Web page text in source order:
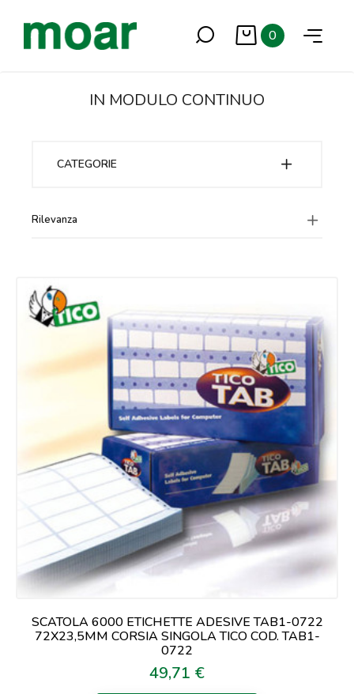
0
IN MODULO CONTINUO
CATEGORIE
Rilevanza
SCATOLA 6000 ETICHETTE ADESIVE TAB1-0722
72X23,5MM CORSIA SINGOLA TICO COD. TAB1-
0722
Prezzo
49,71 €